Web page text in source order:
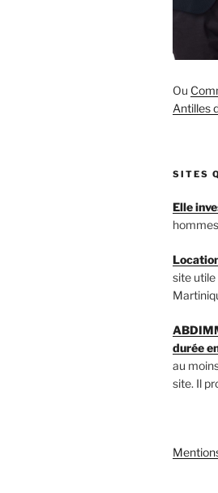
Ou
Antilles
SITES
Elle
site utile
durée
au
site. Il